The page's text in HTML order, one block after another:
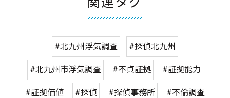
#北九州浮気調査 #探偵北九州
#北九州市浮気調査 #不貞証拠 #証拠能力
#証拠価値 #探偵 #探偵事務所 #不倫調査